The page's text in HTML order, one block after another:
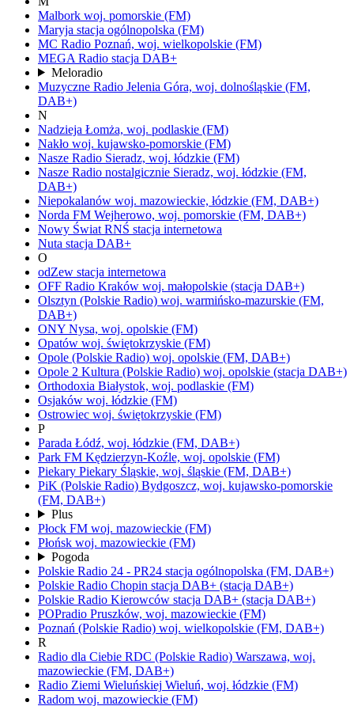
Malbork woj. pomorskie (FM)
Maryja stacja ogólnopolska (FM)
MC Radio Poznań, woj. wielkopolskie (FM)
MEGA Radio stacja DAB+
Meloradio
Muzyczne Radio Jelenia Góra, woj. dolnośląskie (FM,
DAB+)
N
Nadzieja Łomża, woj. podlaskie (FM)
Nakło woj. kujawsko-pomorskie (FM)
Nasze Radio Sieradz, woj. łódzkie (FM)
Nasze Radio nostalgicznie Sieradz, woj. łódzkie (FM,
DAB+)
Niepokalanów woj. mazowieckie, łódzkie (FM, DAB+)
Norda FM Wejherowo, woj. pomorskie (FM, DAB+)
Nowy Świat RNŚ stacja internetowa
Nuta stacja DAB+
O
odZew stacja internetowa
OFF Radio Kraków woj. małopolskie (stacja DAB+)
Olsztyn (Polskie Radio) woj. warmińsko-mazurskie (FM,
DAB+)
ONY Nysa, woj. opolskie (FM)
Opatów woj. świętokrzyskie (FM)
Opole (Polskie Radio) woj. opolskie (FM, DAB+)
Opole 2 Kultura (Polskie Radio) woj. opolskie (stacja DAB+)
Orthodoxia Białystok, woj. podlaskie (FM)
Osjaków woj. łódzkie (FM)
Ostrowiec woj. świętokrzyskie (FM)
P
Parada Łódź, woj. łódzkie (FM, DAB+)
Park FM Kędzierzyn-Koźle, woj. opolskie (FM)
Piekary Piekary Śląskie, woj. śląskie (FM, DAB+)
PiK (Polskie Radio) Bydgoszcz, woj. kujawsko-pomorskie
(FM, DAB+)
Plus
Płock FM woj. mazowieckie (FM)
Płońsk woj. mazowieckie (FM)
Pogoda
Polskie Radio 24 - PR24 stacja ogólnopolska (FM, DAB+)
Polskie Radio Chopin stacja DAB+ (stacja DAB+)
Polskie Radio Kierowców stacja DAB+ (stacja DAB+)
POPradio Pruszków, woj. mazowieckie (FM)
Poznań (Polskie Radio) woj. wielkopolskie (FM, DAB+)
R
Radio dla Ciebie RDC (Polskie Radio) Warszawa, woj.
mazowieckie (FM, DAB+)
Radio Ziemi Wieluńskiej Wieluń, woj. łódzkie (FM)
Radom woj. mazowieckie (FM)